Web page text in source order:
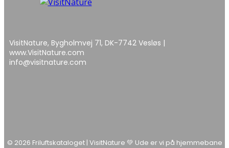
VisitNature, Bygholmvej 71, DK-7742 Vesløs |
www.VisitNature.com
info@visitnature.com
© 2026 Friluftskataloget | VisitNature 💚 Ude er vi på hjemmebane